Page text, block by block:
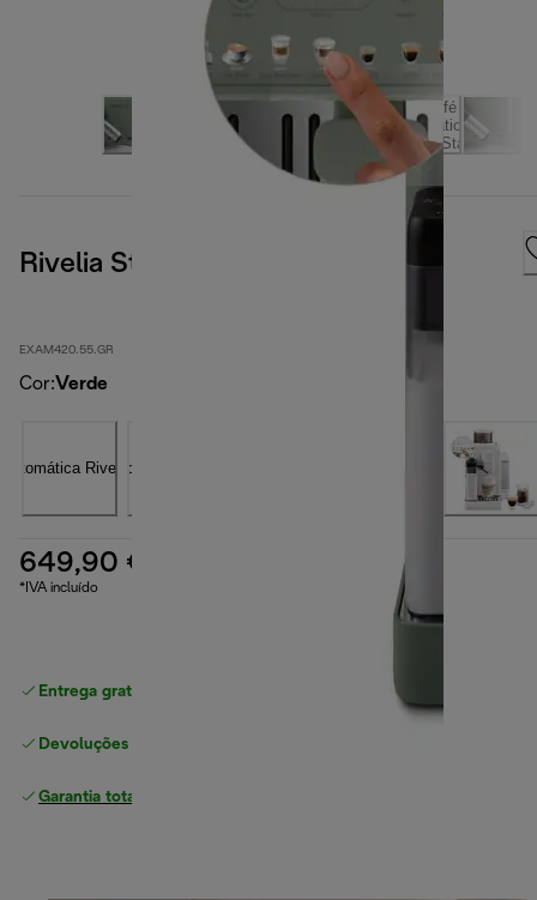
Rivelia Start Verde
EXAM420.55.GR
Cor:Verde
649,90 €
*IVA incluído
Entrega gratuita padrão
Devoluções gratuitas
Garantia total